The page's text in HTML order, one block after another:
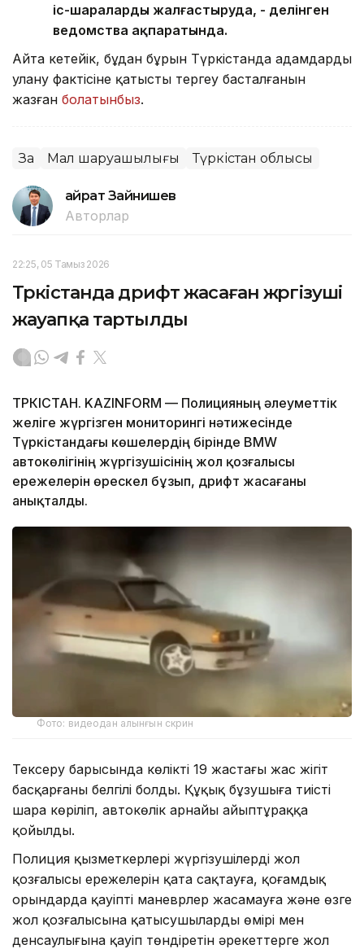
іс-шараларды жалғастыруда, - делінген
ведомства ақпаратында.
Айта кетейік, бұдан бұрын Түркістанда адамдардың
улану фактісіне қатысты тергеу басталғанын
жазған болатынбыз.
Заң Мал шаруашылығы Түркістан облысы
Қайрат Зайнишев
Авторлар
22:25, 05 Тамыз 2026
Түркістанда дрифт жасаған жүргізуші
жауапқа тартылды
ТҮРКІСТАН. KAZINFORM — Полицияның әлеуметтік
желіге жүргізген мониторингі нәтижесінде
Түркістандағы көшелердің бірінде BMW
автокөлігінің жүргізушісінің жол қозғалысы
ережелерін өрескел бұзып, дрифт жасағаны
анықталды.
Фото: видеодан алынғын скрин
Тексеру барысында көлікті 19 жастағы жас жігіт
басқарғаны белгілі болды. Құқық бұзушыға тиісті
шара көріліп, автокөлік арнайы айыптұраққа
қойылды.
Полиция қызметкерлері жүргізушілерді жол
қозғалысы ережелерін қатаң сақтауға, қоғамдық
орындарда қауіпті маневрлер жасамауға және өзге
жол қозғалысына қатысушылардың өмірі мен
денсаулығына қауіп төндіретін әрекеттерге жол